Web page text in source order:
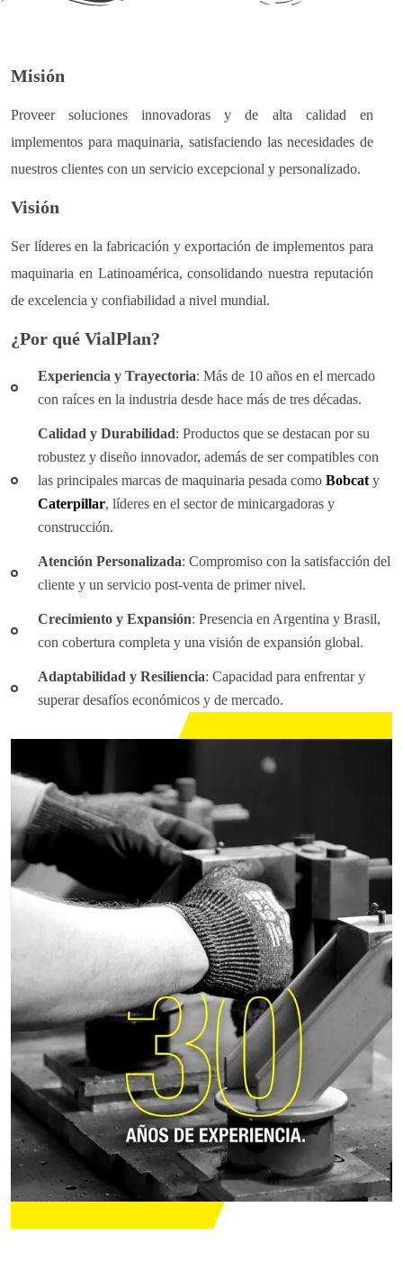
Misión
Proveer soluciones innovadoras y de alta calidad en
implementos para maquinaria, satisfaciendo las necesidades de
nuestros clientes con un servicio excepcional y personalizado.
Visión
Ser líderes en la fabricación y exportación de implementos para
maquinaria en Latinoamérica, consolidando nuestra reputación
de excelencia y confiabilidad a nivel mundial.
¿Por qué VialPlan?
Experiencia y Trayectoria: Más de 10 años en el mercado
con raíces en la industria desde hace más de tres décadas.
Calidad y Durabilidad: Productos que se destacan por su
robustez y diseño innovador, además de ser compatibles con
las principales marcas de maquinaria pesada como Bobcat y
Caterpillar, líderes en el sector de minicargadoras y
construcción.
Atención Personalizada: Compromiso con la satisfacción del
cliente y un servicio post-venta de primer nivel.
Crecimiento y Expansión: Presencia en Argentina y Brasil,
con cobertura completa y una visión de expansión global.
Adaptabilidad y Resiliencia: Capacidad para enfrentar y
superar desafíos económicos y de mercado.